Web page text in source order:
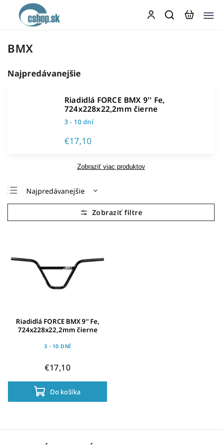
BMX
Najpredávanejšie
Riadidlá FORCE BMX 9'' Fe,
724x228x22,2mm čierne
3 - 10 dní
€17,10
Zobraziť viac produktov
Najpredávanejšie
Najlacnejšie
Najdrahšie
Riadidlá FORCE BMX 9'' Fe,
724x228x22,2mm čierne
3 - 10 DNÍ
€17,10
Do košíka